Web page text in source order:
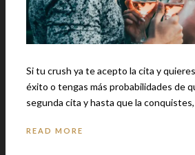
Si tu crush ya te acepto la cita y
éxito o tengas más probabilidades de
segunda cita y hasta que la
READ MORE